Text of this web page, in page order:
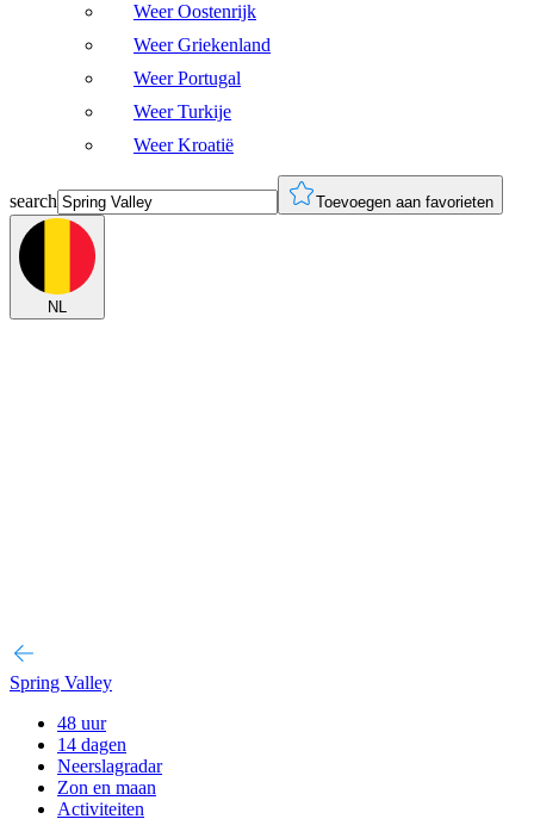
Weer Oostenrijk
Weer Griekenland
Weer Portugal
Weer Turkije
Weer Kroatië
search Toevoegen aan favorieten
NL
Spring Valley
48 uur
14 dagen
Neerslagradar
Zon en maan
Activiteiten